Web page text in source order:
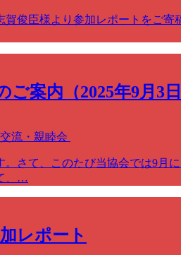
賀俊臣様より参加レポートをご
案内（2025年9月3日
流・親睦会
さて、このたび当協会では9月
、…
レポート